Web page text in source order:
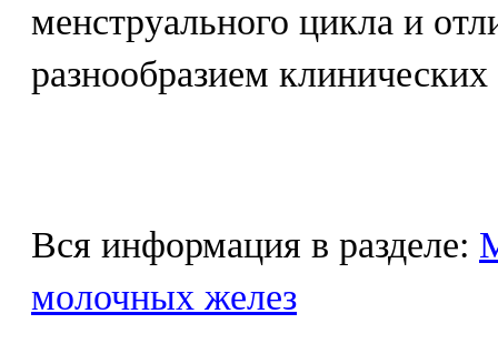
менструального цикла и
разнообразием
Вся информация в разделе:
молочных желез